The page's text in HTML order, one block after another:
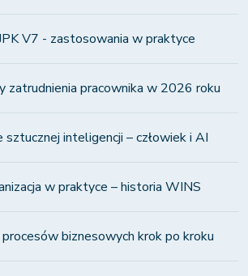
V7 - zastosowania w praktyce
zatrudnienia pracownika w 2026 roku
sztucznej inteligencji – człowiek i AI
w praktyce – historia WINS
biznesowych krok po kroku